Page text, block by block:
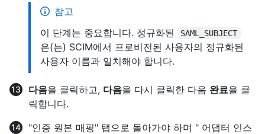
참고
이 단계는 중요합니다. 정규화된
SAML_SUBJECT
은(는) SCIM에서 프로비전된 사용자의 정규화된
사용자 이름과 일치해야 합니다.
다음을 클릭하고, 다음을 다시 클릭한 다음 완료을 클
릭합니다.
"인증 원본 매핑" 탭으로 돌아가야 하며 " 어댑터 인스